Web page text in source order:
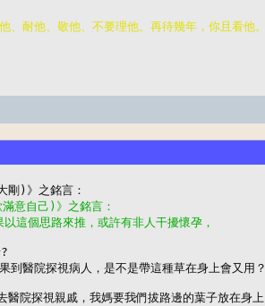
自己)》之銘言：
個思路來推，或許有非人干擾懷孕，
醫院探視病人，是不是帶這種草在身上會又用？
親戚，我媽要我們拔路邊的葉子放在身上